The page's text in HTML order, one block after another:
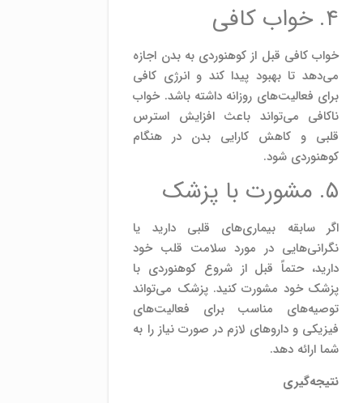
۴. خواب کافی
خواب کافی قبل از کوهنوردی به بدن اجازه
می‌دهد تا بهبود پیدا کند و انرژی کافی
برای فعالیت‌های روزانه داشته باشد. خواب
ناکافی می‌تواند باعث افزایش استرس
قلبی و کاهش کارایی بدن در هنگام
کوهنوردی شود.
۵. مشورت با پزشک
اگر سابقه بیماری‌های قلبی دارید یا
نگرانی‌هایی در مورد سلامت قلب خود
دارید، حتماً قبل از شروع کوهنوردی با
پزشک خود مشورت کنید. پزشک می‌تواند
توصیه‌های مناسب برای فعالیت‌های
فیزیکی و داروهای لازم در صورت نیاز را به
شما ارائه دهد.
نتیجه‌گیری